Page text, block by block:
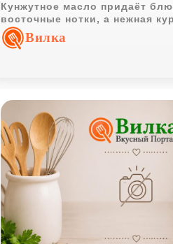
Кунжутное масло придаёт
восточные нотки, а нежная
сочетается с мягкой
Вилка